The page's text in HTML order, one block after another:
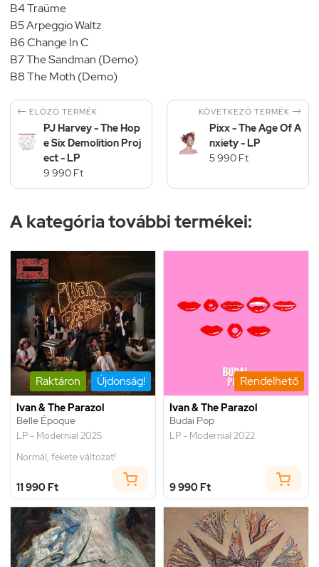
B4 Traüme
B5 Arpeggio Waltz
B6 Change In C
B7 The Sandman (Demo)
B8 The Moth (Demo)
 ELŐZŐ TERMÉK
PJ Harvey - The Hop
e Six Demolition Proj
ect - LP
9 990 Ft
KÖVETKEZŐ TERMÉK 
Pixx - The Age Of A
nxiety - LP
5 990 Ft
A kategória további termékei:
Raktáron Újdonság!
Ivan & The Parazol
Belle Époque
LP - Modernial 2025
Normál, fekete változat!
11 990 Ft
Rendelhető
Ivan & The Parazol
Budai Pop
LP - Modernial 2022
9 990 Ft